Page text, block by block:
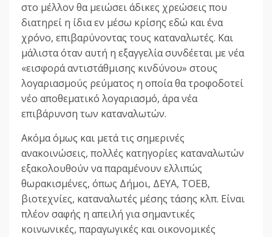
στο μέλλον θα μειώσει άδικες χρεώσεις που
διατηρεί η ίδια εν μέσω κρίσης εδώ και ένα
χρόνο, επιβαρύνοντας τους καταναλωτές. Και
μάλιστα όταν αυτή η εξαγγελία συνδέεται με νέα
«εισφορά αντιστάθμισης κινδύνου» στους
λογαριασμούς ρεύματος η οποία θα τροφοδοτεί
νέο αποθεματικό λογαριασμό, άρα νέα
επιβάρυνση των καταναλωτών.
Ακόμα όμως και μετά τις σημερινές
ανακοινώσεις, πολλές κατηγορίες καταναλωτών
εξακολουθούν να παραμένουν ελλιπώς
θωρακισμένες, όπως Δήμοι, ΔΕΥΑ, ΤΟΕΒ,
βιοτεχνίες, καταναλωτές μέσης τάσης κλπ. Είναι
πλέον σαφής η απειλή για σημαντικές
κοινωνικές, παραγωγικές και οικονομικές